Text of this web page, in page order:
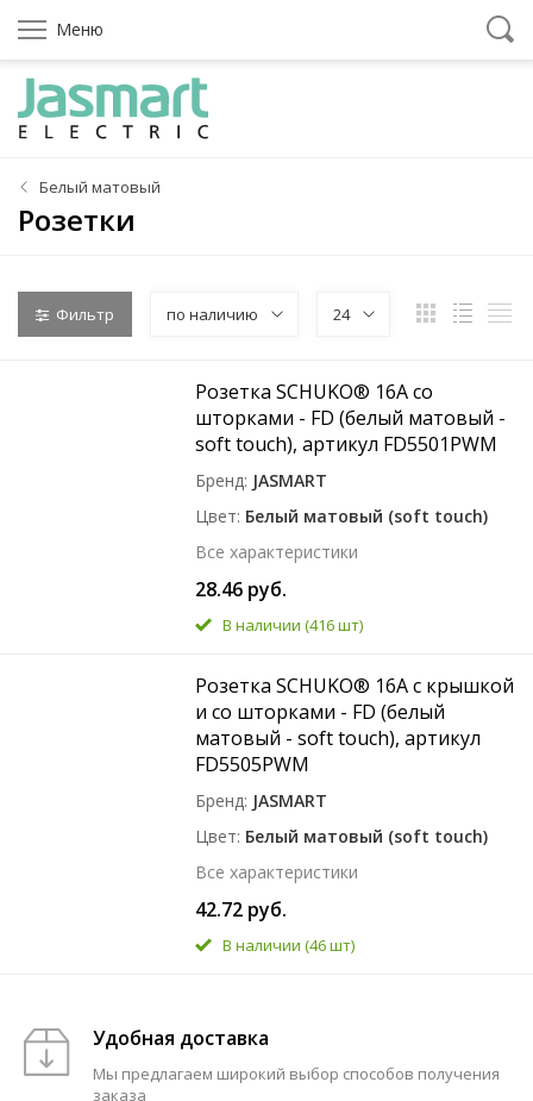
Меню
Белый матовый
Розетки
Фильтр по наличию 24
Розетка SCHUKO® 16A со
шторками - FD (белый матовый -
soft touch), артикул FD5501PWM
Бренд JASMART
Цвет Белый матовый (soft touch)
Все характеристики
28.46 руб.
В наличии (416 шт)
Розетка SCHUKO® 16A с крышкой
и со шторками - FD (белый
матовый - soft touch), артикул
FD5505PWM
Бренд JASMART
Цвет Белый матовый (soft touch)
Все характеристики
42.72 руб.
В наличии (46 шт)
Удобная доставка
Мы предлагаем широкий выбор способов получения
заказа